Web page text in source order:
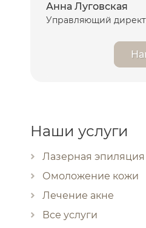
Анна Луговская
Управляющий
Наши услуги
Лазерная эпиляция
Омоложение кожи
Лечение акне
Все услуги